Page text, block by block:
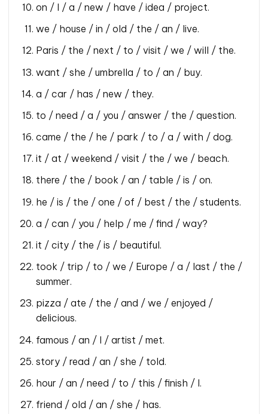
on / I / a / new / have / idea / project.
we / house / in / old / the / an / live.
Paris / the / next / to / visit / we / will / the.
want / she / umbrella / to / an / buy.
a / car / has / new / they.
to / need / a / you / answer / the / question.
came / the / he / park / to / a / with / dog.
it / at / weekend / visit / the / we / beach.
there / the / book / an / table / is / on.
he / is / the / one / of / best / the / students.
a / can / you / help / me / find / way?
it / city / the / is / beautiful.
took / trip / to / we / Europe / a / last / the /
summer.
pizza / ate / the / and / we / enjoyed /
delicious.
famous / an / I / artist / met.
story / read / an / she / told.
hour / an / need / to / this / finish / I.
friend / old / an / she / has.